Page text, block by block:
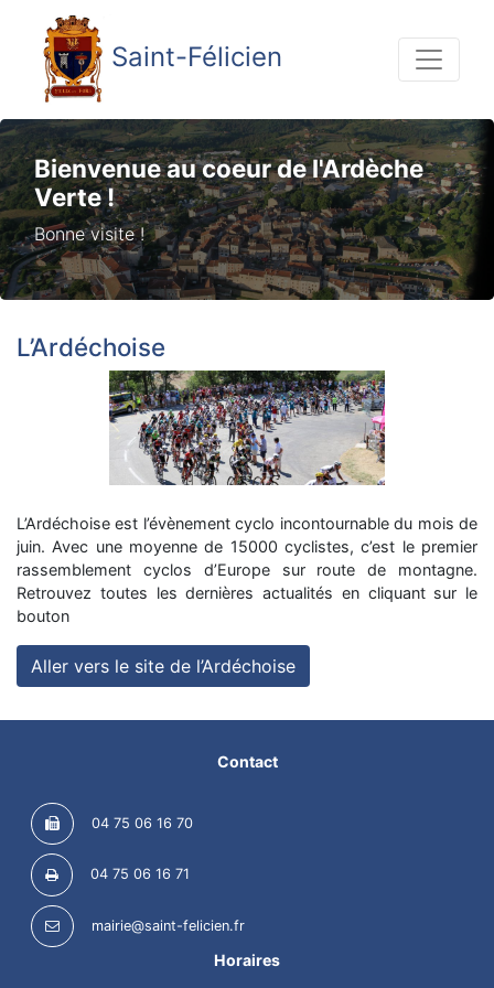
Saint-Félicien
Bienvenue au coeur de l'Ardèche
Verte !
Bonne visite !
L’Ardéchoise
L’Ardéchoise est l’évènement cyclo incontournable du mois de
juin. Avec une moyenne de 15000 cyclistes, c’est le premier
rassemblement cyclos d’Europe sur route de montagne.
Retrouvez toutes les dernières actualités en cliquant sur le
bouton
Aller vers le site de l’Ardéchoise
Contact
04 75 06 16 70
04 75 06 16 71
mairie@saint-felicien.fr
Horaires